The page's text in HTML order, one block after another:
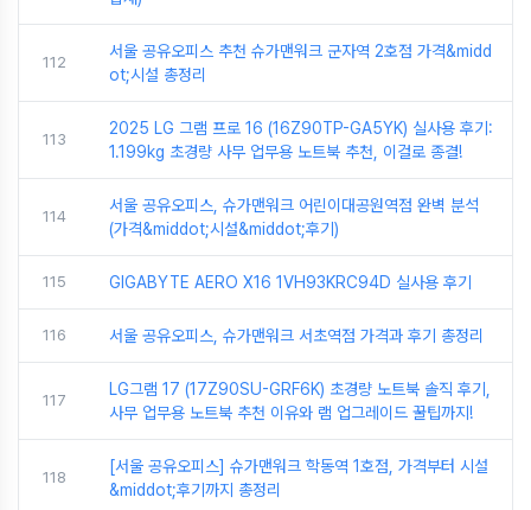
112
서울 공유오피스 추천 슈가맨워크 군자역 2호점 가격&midd
ot;시설 총정리
113
2025 LG 그램 프로 16 (16Z90TP-GA5YK) 실사용 후기:
1.199kg 초경량 사무 업무용 노트북 추천, 이걸로 종결!
114
서울 공유오피스, 슈가맨워크 어린이대공원역점 완벽 분석
(가격&middot;시설&middot;후기)
115 GIGABYTE AERO X16 1VH93KRC94D 실사용 후기
116 서울 공유오피스, 슈가맨워크 서초역점 가격과 후기 총정리
117
LG그램 17 (17Z90SU-GRF6K) 초경량 노트북 솔직 후기,
사무 업무용 노트북 추천 이유와 램 업그레이드 꿀팁까지!
118
[서울 공유오피스] 슈가맨워크 학동역 1호점, 가격부터 시설
&middot;후기까지 총정리